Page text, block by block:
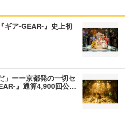
ギア-GEAR-』史上初
」ーー京都発の一切セ
』通算4,900回公…